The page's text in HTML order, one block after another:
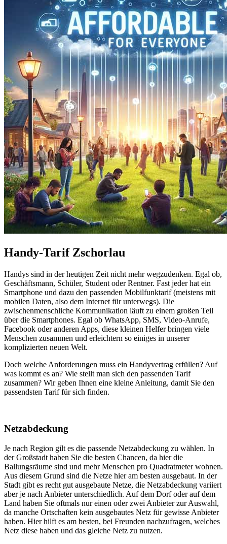
Handy-Tarif Zschorlau
Handys sind in der heutigen Zeit nicht mehr wegzudenken. Egal ob,
Geschäftsmann, Schüler, Student oder Rentner. Fast jeder hat ein
Smartphone und dazu den passenden Mobilfunktarif (meistens mit
mobilen Daten, also dem Internet für unterwegs). Die
zwischenmenschliche Kommunikation läuft zu einem großen Teil
über die Smartphones. Egal ob WhatsApp, SMS, Video-Anrufe,
Facebook oder anderen Apps, diese kleinen Helfer bringen viele
Menschen zusammen und erleichtern so einiges in unserer
komplizierten neuen Welt.
Doch welche Anforderungen muss ein Handyvertrag erfüllen? Auf
was kommt es an? Wie stellt man sich den passenden Tarif
zusammen? Wir geben Ihnen eine kleine Anleitung, damit Sie den
passendsten Tarif für sich finden.
Netzabdeckung
Je nach Region gilt es die passende Netzabdeckung zu wählen. In
der Großstadt haben Sie die besten Chancen, da hier die
Ballungsräume sind und mehr Menschen pro Quadratmeter wohnen.
Aus diesem Grund sind die Netze hier am besten ausgebaut. In der
Stadt gibt es recht gut ausgebaute Netze, die Netzabdeckung variiert
aber je nach Anbieter unterschiedlich. Auf dem Dorf oder auf dem
Land haben Sie oftmals nur einen oder zwei Anbieter zur Auswahl,
da manche Ortschaften kein ausgebautes Netz für gewisse Anbieter
haben. Hier hilft es am besten, bei Freunden nachzufragen, welches
Netz diese haben und das gleiche Netz zu nutzen.